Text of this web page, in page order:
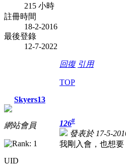
215 小時
註冊時間
18-2-2016
最後登錄
12-7-2022
回復 引用
TOP
Skyers13
網站會員
UID
126#
發表於 17-5-
我剛入會，也想要